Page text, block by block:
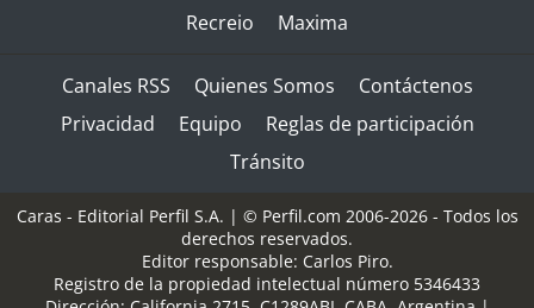
Recreio
Maxima
Canales RSS Quienes Somos
Contáctenos
Privacidad
Equipo
Reglas de participación
Tránsito
Caras - Editorial Perfil S.A. | © Perfil.com 2006-2026 - Todos los
derechos reservados.
Editor responsable: Carlos Piro.
Registro de la propiedad intelectual número 5346433